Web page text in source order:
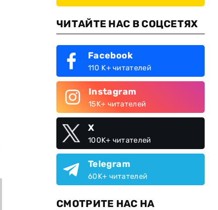
ЧИТАЙТЕ НАС В СОЦСЕТЯХ
Facebook
110 K+ читателей
Instagram
15K+ читателей
X
100K+ читателей
Telegram
60K+ читателей
СМОТРИТЕ НАС НА